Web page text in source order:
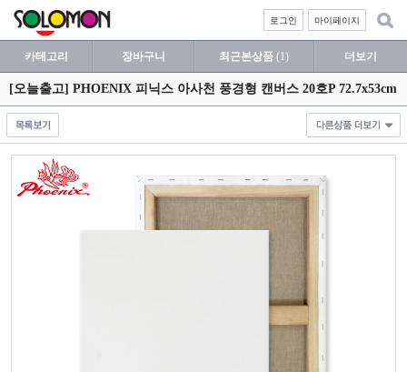
마이페이지
로그인
카테고리 장바구니 최근본상품 (1) 더보기
[오늘출고] PHOENIX 피닉스 아사천 풍경형 캔버스 20호P 72.7x53cm